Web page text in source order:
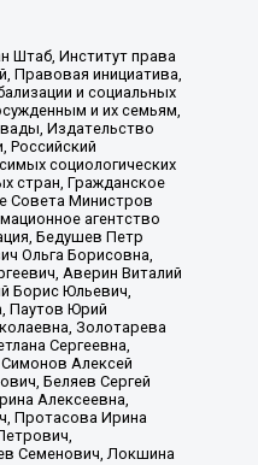
Штаб, Институт права
Правовая инициатива,
и социальных
и их семьям,
Издательство
Российский
социологических
стран, Гражданское
Совета Министров
агентство
Бедушев Петр
Ольга Борисовна,
Аверин Виталий
Борис Юльевич,
Паутов Юрий
Золотарева
Сергеевна,
Алексей
Беляев Сергей
Алексеевна,
Протасова Ирина
Семенович, Локшина